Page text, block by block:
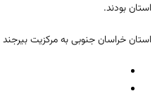
استان بودند.
استان خراسان جنوبی به مرکزیت بیرجند ۱۱ شهرستان دارد.